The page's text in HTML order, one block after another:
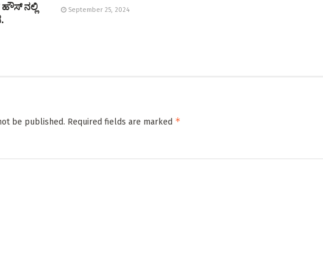
ಹೌಸ್ ನಲ್ಲಿ
September 25, 2024
be published. Required fields are marked *